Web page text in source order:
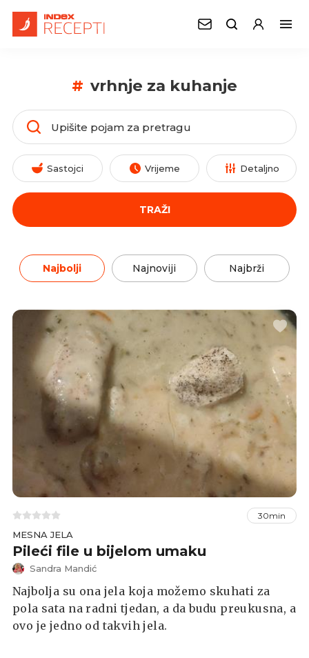
# vrhnje za kuhanje
Sastojci Vrijeme Detaljno
TRAŽI
Najbolji Najnoviji Najbrži
30min
MESNA JELA
Pileći file u bijelom umaku
Sandra Mandić
Najbolja su ona jela koja možemo skuhati za
pola sata na radni tjedan, a da budu preukusna, a
ovo je jedno od takvih jela.